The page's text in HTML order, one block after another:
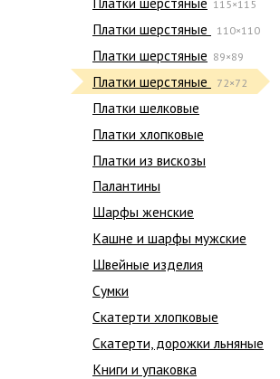
115×115
Платки шерстяные 110×110
Платки шерстяные 89×89
Платки шерстяные 72×72
Платки шелковые
Платки хлопковые
Платки из вискозы
Палантины
Шарфы женские
Кашне и шарфы мужские
Швейные изделия
Сумки
Скатерти хлопковые
Скатерти, дорожки льняные
Книги и упаковка